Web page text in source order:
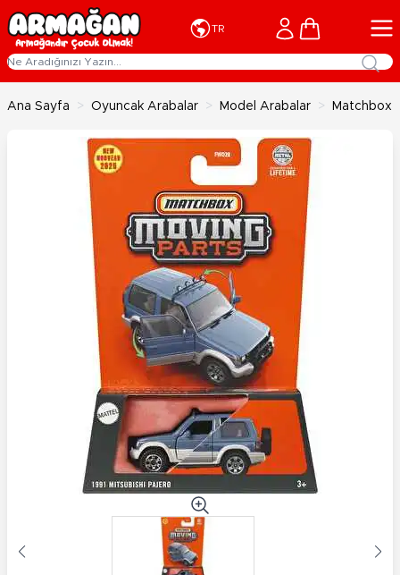
İçeriğe geç
TR Cart
Ana Sayfa > Oyuncak Arabalar > Model Arabalar > Matchbox